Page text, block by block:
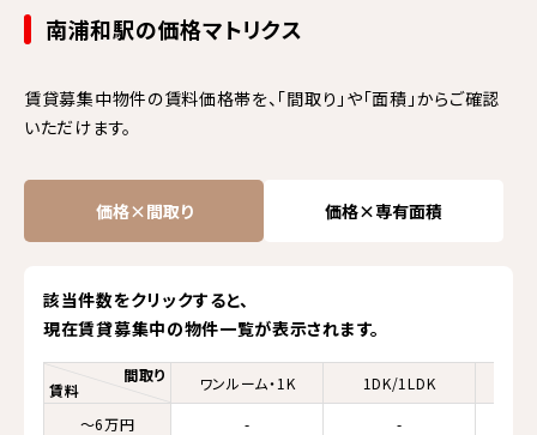
南浦和駅の価格マトリクス
賃貸募集中物件の賃料価格帯を、「間取り」や「面積」からご確認
いただけます。
価格×間取り 価格×専有面積
該当件数をクリックすると、
現在賃貸募集中の物件一覧が表示されます。
賃料
間取り ワンルーム・1K 1DK/1LDK
～6万円
-
-